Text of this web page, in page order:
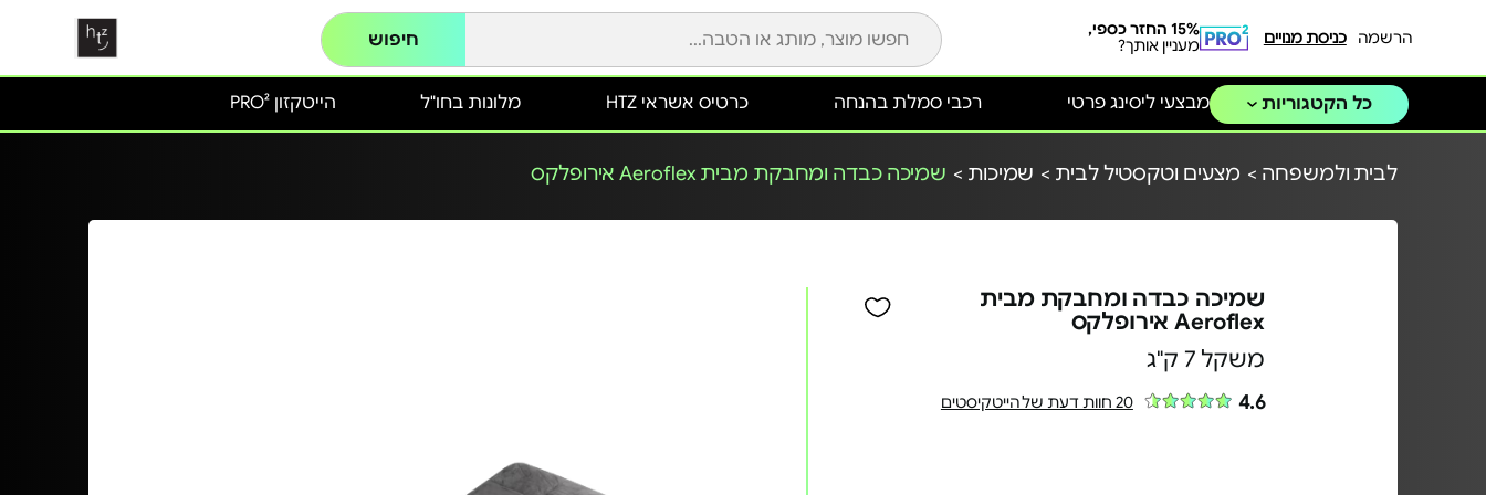
הרשמה כניסת מנויים
15% החזר כספי,
מעניין אותך?
חיפוש
כל הקטגוריות הייטקזון PRO² מלונות בחו"ל כרטיס אשראי HTZ מבצעי ליסינג פרטי רכבי סמלת בהנחה
לבית ולמשפחה > מצעים וטקסטיל לבית > שמיכות > שמיכה כבדה ומחבקת מבית Aeroflex אירופלקס
שמיכה כבדה ומחבקת מבית
Aeroflex אירופלקס
משקל 7 ק"ג
4.6 20 חוות דעת של הייטקיסטים